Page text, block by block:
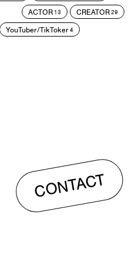
ACTOR 13 CREATOR29
YouTuber/TikToker4
CONTACT